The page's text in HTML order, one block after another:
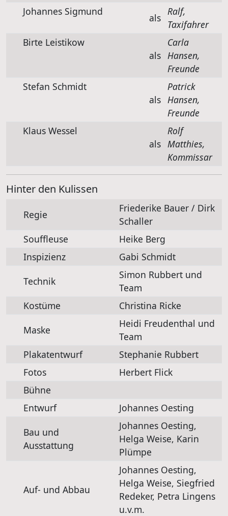
Johannes Sigmund
als
Ralf,
Taxifahrer
Birte Leistikow
als
Carla
Hansen,
Freunde
Stefan Schmidt
als
Patrick
Hansen,
Freunde
Klaus Wessel
als
Rolf
Matthies,
Kommissar
Hinter den Kulissen
Regie
Friederike Bauer / Dirk
Schaller
Souffleuse
Heike Berg
Inspizienz
Gabi Schmidt
Technik
Simon Rubbert und
Team
Kostüme
Christina Ricke
Maske
Heidi Freudenthal und
Team
Plakatentwurf
Stephanie Rubbert
Fotos
Herbert Flick
Bühne
Entwurf
Johannes Oesting
Bau und
Ausstattung
Johannes Oesting,
Helga Weise, Karin
Plümpe
Auf- und Abbau
Johannes Oesting,
Helga Weise, Siegfried
Redeker, Petra Lingens
u.v.m.